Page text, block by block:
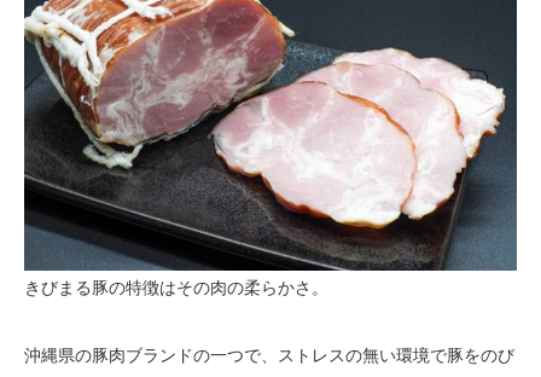
きびまる豚の特徴はその肉の柔らかさ。
沖縄県の豚肉ブランドの一つで、ストレスの無い環境で豚をのび